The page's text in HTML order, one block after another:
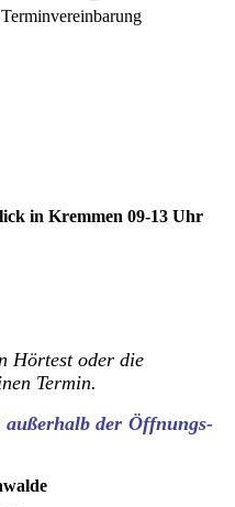
in Kremmen 09-13 Uhr
Hörtest oder die
Termin.
der Öffnungs-